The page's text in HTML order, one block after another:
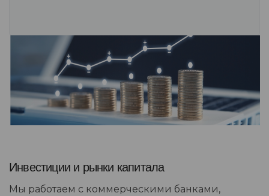
Инвестиции и рынки капитала
Мы работаем с коммерческими банками,